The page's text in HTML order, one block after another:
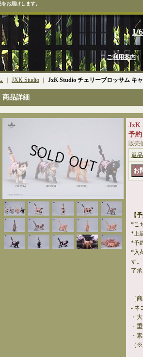
お届けします。
1/
ご利用案内｜
JXK Studio JxK Studio チェリーブロッサム キ
商品詳細
JxK
予約
販売
返
【
*こ
*上
*予
*入
す
了
［
- ネ
・
・
・
（